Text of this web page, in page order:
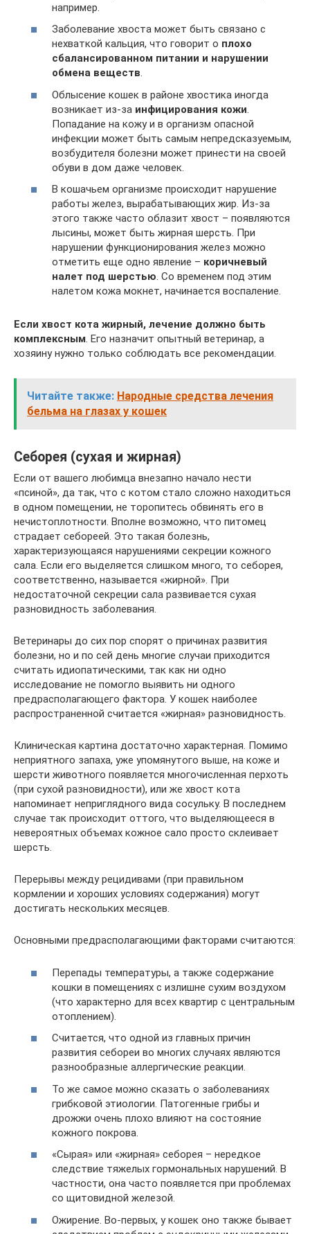
например.
Заболевание хвоста может быть связано с
нехваткой кальция, что говорит о плохо
сбалансированном питании и нарушении
обмена веществ.
Облысение кошек в районе хвостика иногда
возникает из-за инфицирования кожи
Попадание на кожу и в организм опасной
инфекции может быть самым непредсказуемым,
возбудителя болезни может принести на своей
обуви в дом даже человек.
В кошачьем организме происходит нарушение
работы желез, вырабатывающих жир. Из-за
этого также часто облазит хвост – появляются
лысины, может быть жирная шерсть. При
нарушении функционирования желез можно
отметить еще одно явление – коричневый
налет под шерстью. Со временем под этим
налетом кожа мокнет, начинается воспаление.
Если хвост кота жирный, лечение должно быть
комплексным. Его назначит опытный ветеринар, а
хозяину нужно только соблюдать все рекомендации.
Читайте также: Народные средства лечения
бельма на глазах у кошек
Себорея (сухая и жирная)
Если от вашего любимца внезапно начало нести
«псиной», да так, что с котом стало сложно находиться
в одном помещении, не торопитесь обвинять его в
нечистоплотности. Вполне возможно, что питомец
страдает себореей. Это такая болезнь,
характеризующаяся нарушениями секреции кожного
сала. Если его выделяется слишком много, то себорея,
соответственно, называется «жирной». При
недостаточной секреции сала развивается сухая
разновидность заболевания.
Ветеринары до сих пор спорят о причинах развития
болезни, но и по сей день многие случаи приходится
считать идиопатическими, так как ни одно
исследование не помогло выявить ни одного
предрасполагающего фактора. У кошек наиболее
распространенной считается «жирная» разновидность.
Клиническая картина достаточно характерная. Помимо
неприятного запаха, уже упомянутого выше, на коже и
шерсти животного появляется многочисленная перхоть
(при сухой разновидности), или же хвост кота
напоминает неприглядного вида сосульку. В последнем
случае так происходит оттого, что выделяющееся в
невероятных объемах кожное сало просто склеивает
шерсть.
Перерывы между рецидивами (при правильном
кормлении и хороших условиях содержания) могут
достигать нескольких месяцев.
Основными предрасполагающими факторами считаются:
Перепады температуры, а также содержание
кошки в помещениях с излишне сухим воздухом
(что характерно для всех квартир с центральным
отоплением).
Считается, что одной из главных причин
развития себореи во многих случаях являются
разнообразные аллергические реакции.
То же самое можно сказать о заболеваниях
грибковой этиологии. Патогенные грибы и
дрожжи очень плохо влияют на состояние
кожного покрова.
«Сырая» или «жирная» себорея – нередкое
следствие тяжелых гормональных нарушений. В
частности, она часто появляется при проблемах
со щитовидной железой.
Ожирение. Во-первых, у кошек оно также бывает